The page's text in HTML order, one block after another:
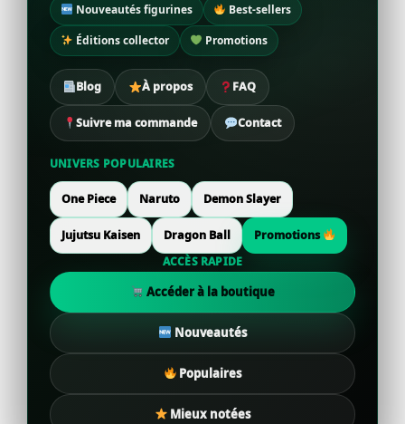
Nouveautés figurines
Best-sellers
Éditions collector
Promotions
Blog À propos FAQ
Suivre ma commande Contact
UNIVERS POPULAIRES
One Piece Naruto Demon Slayer
Jujutsu Kaisen Dragon Ball
Promotions
ACCÈS RAPIDE
Accéder à la boutique
Nouveautés
Populaires
Mieux notées